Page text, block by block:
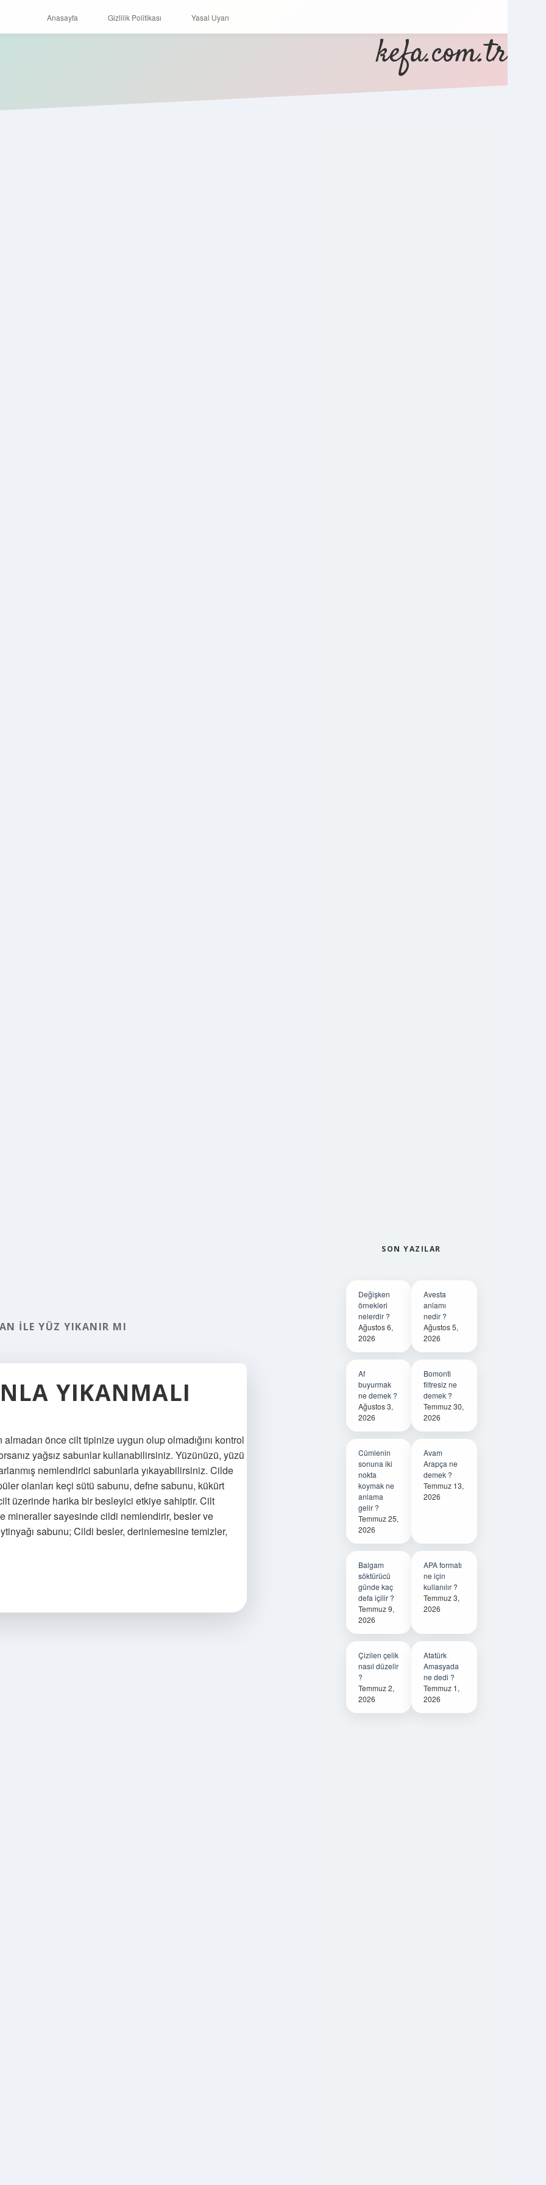
Anasayfa Gizlilik Politikası Yasal Uyarı
kefa.com.tr
ILE YÜZ YIKANIR MI
YIKANMALI
önce cilt tipinize uygun olup olmadığını kontrol
yağsız sabunlar kullanabilirsiniz. Yüzünüzü, yüzü
nemlendirici sabunlarla yıkayabilirsiniz. Cilde
olanları keçi sütü sabunu, defne sabunu, kükürt
üzerinde harika bir besleyici etkiye sahiptir. Cilt
mineraller sayesinde cildi nemlendirir, besler ve
sabunu; Cildi besler, derinlemesine temizler,
SON YAZILAR
Değişken
örnekleri
nelerdir ?
Ağustos 6,
2026
Avesta
anlamı
nedir ?
Ağustos 5,
2026
Af
buyurmak
ne demek ?
Ağustos 3,
2026
Bomonti
filtresiz ne
demek ?
Temmuz 30,
2026
Cümlenin
sonuna iki
nokta
koymak ne
anlama
gelir ?
Temmuz 25,
2026
Avam
Arapça ne
demek ?
Temmuz 13,
2026
Balgam
söktürücü
günde kaç
defa içilir ?
Temmuz 9,
2026
APA formatı
ne için
kullanılır ?
Temmuz 3,
2026
Çizilen çelik
nasıl düzelir
?
Temmuz 2,
2026
Atatürk
Amasyada
ne dedi ?
Temmuz 1,
2026